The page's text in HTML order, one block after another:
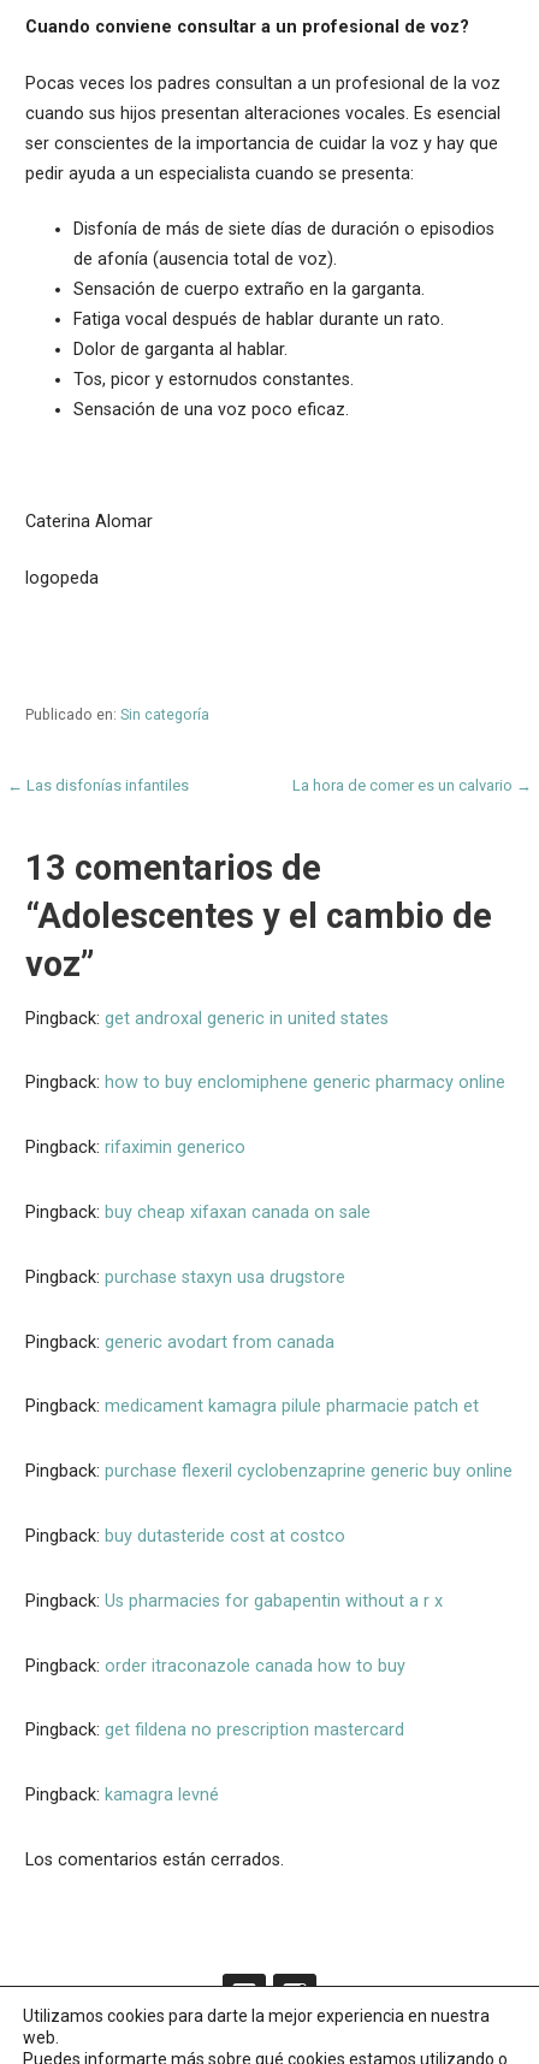
Cuando conviene consultar a un profesional de voz?
Pocas veces los padres consultan a un profesional de la voz
cuando sus hijos presentan alteraciones vocales. Es esencial
ser conscientes de la importancia de cuidar la voz y hay que
pedir ayuda a un especialista cuando se presenta:
Disfonía de más de siete días de duración o episodios
de afonía (ausencia total de voz).
Sensación de cuerpo extraño en la garganta.
Fatiga vocal después de hablar durante un rato.
Dolor de garganta al hablar.
Tos, picor y estornudos constantes.
Sensación de una voz poco eficaz.
Caterina Alomar
logopeda
Publicado en: Sin categoría
Navegación
entradas
← Las disfonías infantiles La hora de comer es un calvario →
13 comentarios de
“Adolescentes y el cambio de
voz”
Pingback: get androxal generic in united states
Pingback: how to buy enclomiphene generic pharmacy online
Pingback: rifaximin generico
Pingback: buy cheap xifaxan canada on sale
Pingback: purchase staxyn usa drugstore
Pingback: generic avodart from canada
Pingback: medicament kamagra pilule pharmacie patch et
Pingback: purchase flexeril cyclobenzaprine generic buy online
Pingback: buy dutasteride cost at costco
Pingback: Us pharmacies for gabapentin without a r x
Pingback: order itraconazole canada how to buy
Pingback: get fildena no prescription mastercard
Pingback: kamagra levné
Los comentarios están cerrados.
Utilizamos cookies para darte la mejor experiencia en nuestra
web.
Puedes informarte más sobre qué cookies estamos utilizando o